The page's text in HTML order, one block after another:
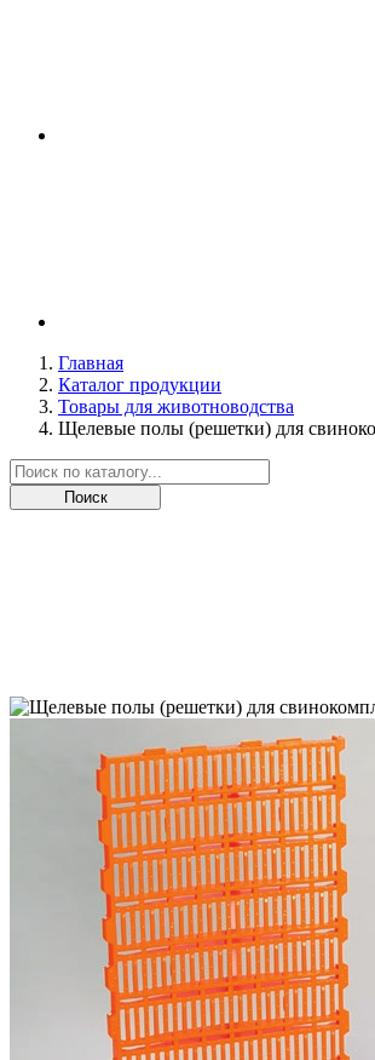
Главная
Каталог продукции
Товары для животноводства
Щелевые полы (решетки) для
Поиск